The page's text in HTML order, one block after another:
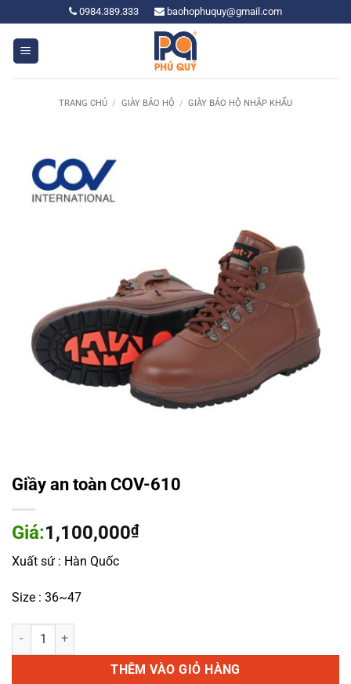
qua
dung
0984.389.333 baohophuquy@gmail.com
TRANG CHỦ / GIÀY BẢO HỘ / GIÀY BẢO HỘ NHẬP KHẨU
Giầy an toàn COV-610
Giá:1,100,000₫
Xuất sứ : Hàn Quốc
Size : 36~47
Giầy an toàn COV-610 số lượng
THÊM VÀO GIỎ HÀNG